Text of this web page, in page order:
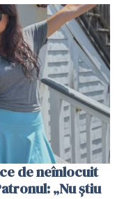
de neînlocuit
„Nu știu